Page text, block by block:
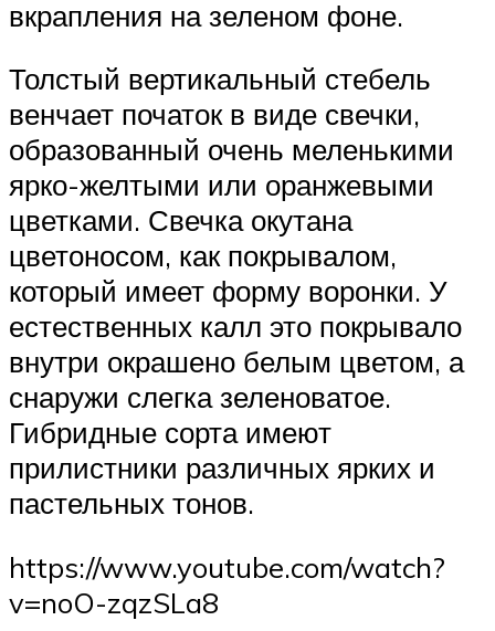
вкрапления на зеленом фоне.
Толстый вертикальный стебель
венчает початок в виде свечки,
образованный очень меленькими
ярко-желтыми или оранжевыми
цветками. Свечка окутана
цветоносом, как покрывалом,
который имеет форму воронки. У
естественных калл это покрывало
внутри окрашено белым цветом, а
снаружи слегка зеленоватое.
Гибридные сорта имеют
прилистники различных ярких и
пастельных тонов.
https://www.youtube.com/watch?
v=noO-zqzSLa8